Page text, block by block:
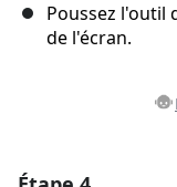
Poussez l'outil
de l'écran.